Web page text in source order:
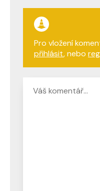
Pro vložení
přihlásit, nebo